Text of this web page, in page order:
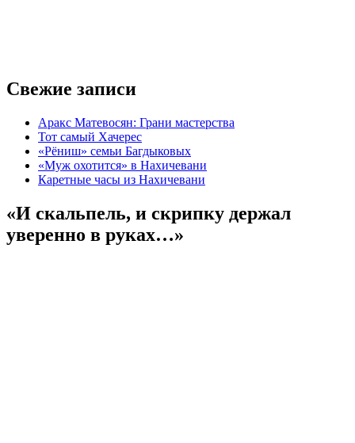
Свежие записи
Аракс Матевосян: Грани мастерства
Тот самый Хачерес
«Рёниш» семьи Багдыковых
«Муж охотится» в Нахичевани
Каретные часы из Нахичевани
«И скальпель, и скрипку держал
уверенно в руках…»